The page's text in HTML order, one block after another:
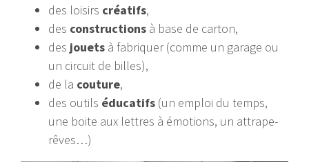
des loisirs créatifs,
des constructions à base de carton,
des jouets à fabriquer (comme un garage ou
un circuit de billes),
de la couture,
des outils éducatifs (un emploi du temps,
une boite aux lettres à émotions, un attrape-
rêves…)